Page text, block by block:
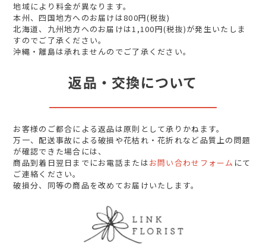
地域により料金が異なります。
本州、四国地方へのお届けは800円(税抜)
北海道、九州地方へのお届けは1,100円(税抜)が発生いたしま
すのでご了承ください。
沖縄・離島は承れませんのでご了承ください。
返品・交換について
お客様のご都合による返品は原則として承りかねます。
万一、配送事故による破損や花枯れ・花折れなど品質上の問題
が確認できた場合には、
商品到着日翌日までにお電話またはお問い合わせフォーム にて
ご連絡ください。
破損分、同等の商品を改めてお届けいたします。